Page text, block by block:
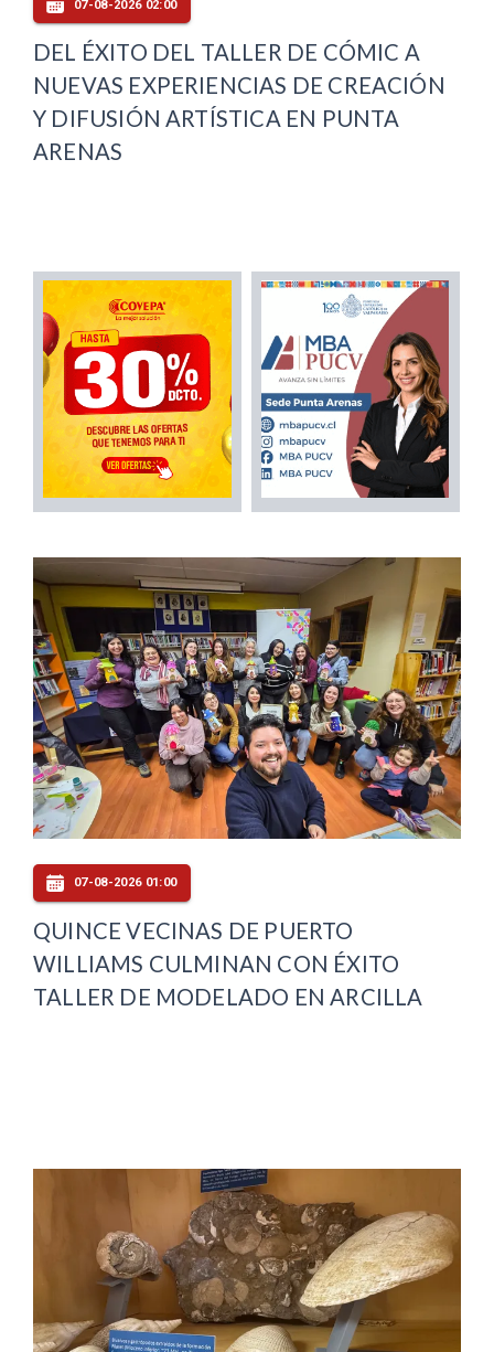
07-08-2026 02:00
DEL ÉXITO DEL TALLER DE CÓMIC A
NUEVAS EXPERIENCIAS DE CREACIÓN
Y DIFUSIÓN ARTÍSTICA EN PUNTA
ARENAS
07-08-2026 01:00
QUINCE VECINAS DE PUERTO
WILLIAMS CULMINAN CON ÉXITO
TALLER DE MODELADO EN ARCILLA